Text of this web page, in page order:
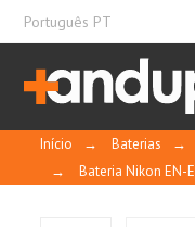
Português PT
Início → Baterias →
→
Bateria Nikon EN-